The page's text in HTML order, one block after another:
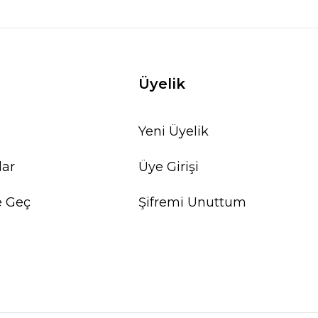
Geç
Üyelik
Yeni Üyelik
Üye Girişi
Şifremi Unuttum